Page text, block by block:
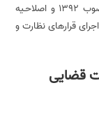
در اجـرای ماده 252 قانون آیین دادرسی کیفری،‌ مصوب 1392 و اصلاحـیه
قرارهای نظارت و
قضایی